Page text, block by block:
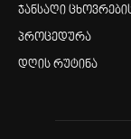
ჯანსაღი
პროცედურა
დღის რუტინა